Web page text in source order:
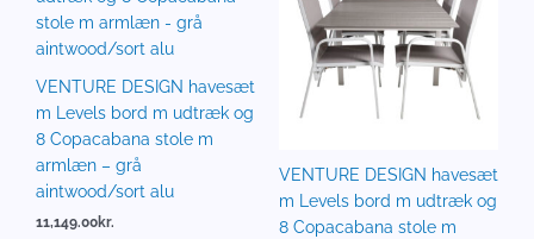
VENTURE DESIGN havesæt
m Levels bord m udtræk og
8 Copacabana stole m
armlæn – grå
aintwood/sort alu
11,149.00kr.
VENTURE DESIGN havesæt
m Levels bord m udtræk og
8 Copacabana stole m